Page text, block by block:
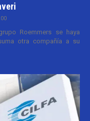
Roemmers se haya
otra compañía a su